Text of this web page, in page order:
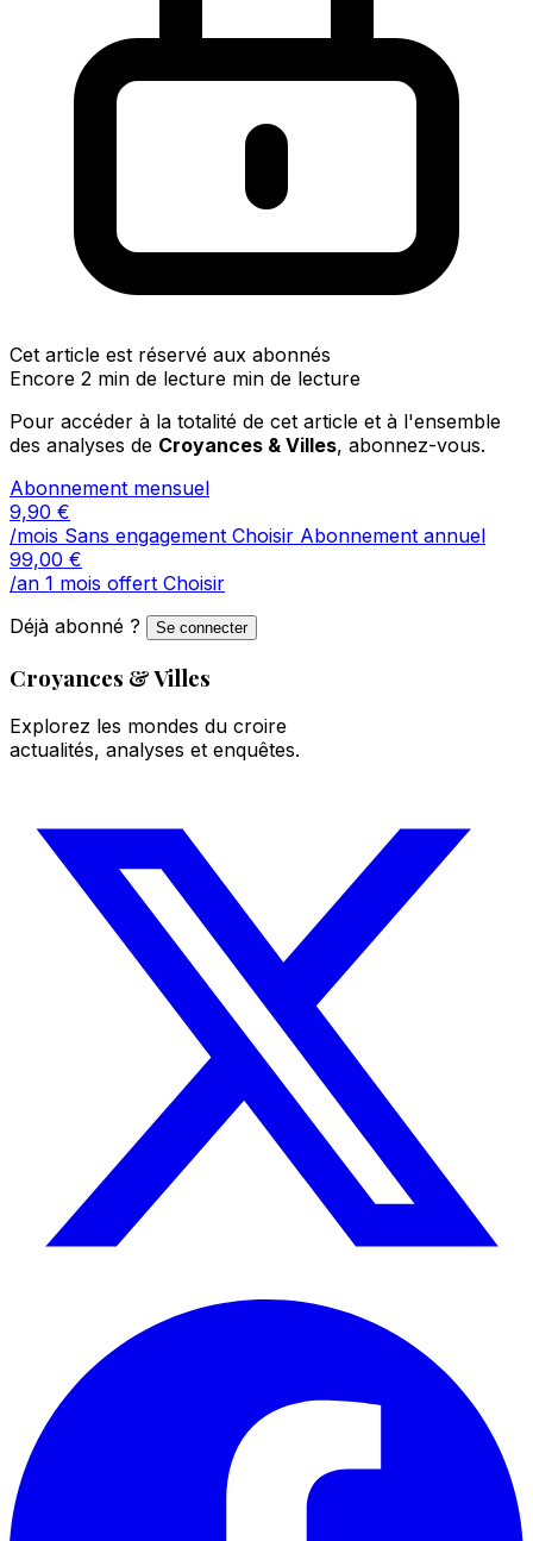
Cet article est réservé aux abonnés
Encore 2 min de lecture min de lecture
Pour accéder à la totalité de cet article et à l'ensemble
des analyses de Croyances & Villes, abonnez-vous.
Abonnement mensuel
9,90 €
/mois Sans engagement Choisir Abonnement annuel
99,00 €
/an 1 mois offert Choisir
Déjà abonné ?
Se connecter
Croyances & Villes
Explorez les mondes du croire
actualités, analyses et enquêtes.